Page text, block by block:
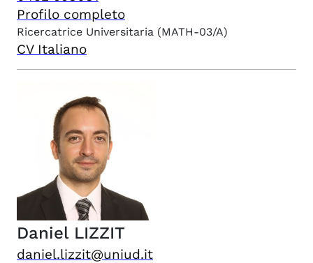
Profilo completo
Ricercatrice Universitaria (MATH-03/A)
CV Italiano
Daniel LIZZIT
daniel.lizzit@uniud.it